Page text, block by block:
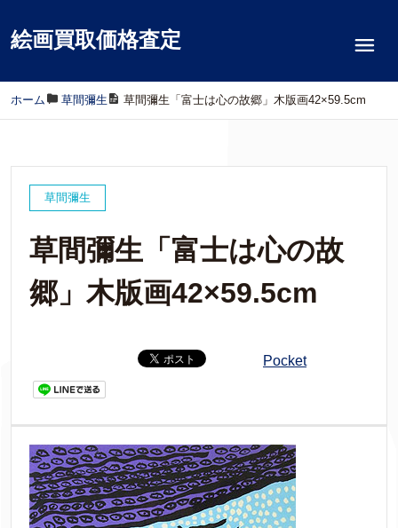
絵画買取価格査定
ホーム / 草間彌生 / 草間彌生「富士は心の故郷」木版画42×59.5cm
草間彌生
草間彌生「富士は心の故
郷」木版画42×59.5cm
Pocket